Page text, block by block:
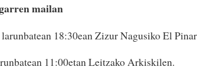
mailan
18:30ean Zizur Nagusiko El
11:00etan Leitzako Arkiskilen.